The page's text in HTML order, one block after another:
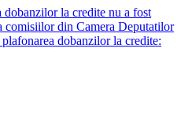
la credite nu a fost
comisiilor din Camera Deputatilor
dobanzilor la credite: